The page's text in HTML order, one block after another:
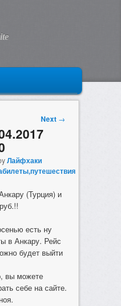
Next →
Лайфхаки
(Турция) и
есть ну
в Анкару. Рейс
будет выйти
вы можете
себе на сайте.